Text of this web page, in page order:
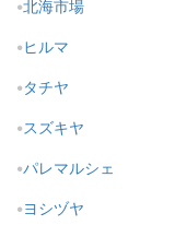
北海市場
ヒルマ
タチヤ
スズキヤ
パレマルシェ
ヨシヅヤ